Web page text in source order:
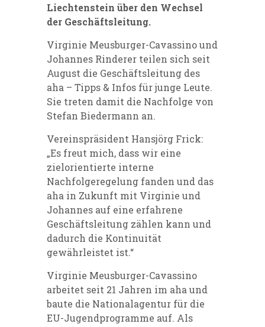
Liechtenstein über den Wechsel
der Geschäftsleitung.
Virginie Meusburger-Cavassino und
Johannes Rinderer teilen sich seit
August die Geschäftsleitung des
aha – Tipps & Infos für junge Leute.
Sie treten damit die Nachfolge von
Stefan Biedermann an.
Vereinspräsident Hansjörg Frick:
„Es freut mich, dass wir eine
zielorientierte interne
Nachfolgeregelung fanden und das
aha in Zukunft mit Virginie und
Johannes auf eine erfahrene
Geschäftsleitung zählen kann und
dadurch die Kontinuität
gewährleistet ist.“
Virginie Meusburger-Cavassino
arbeitet seit 21 Jahren im aha und
baute die Nationalagentur für die
EU-Jugendprogramme auf. Als